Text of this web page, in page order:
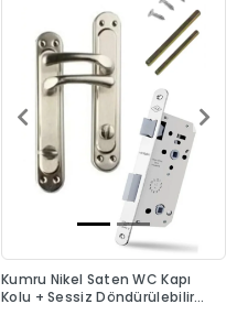
Kumru Nikel Saten WC Kapı
Kolu + Sessiz Döndürülebilir